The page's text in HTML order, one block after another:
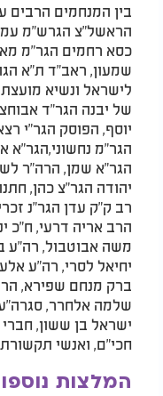
בין המנחמים הרבים
הראשל"צ הגרש"מ
כסא רחמים הגר"מ
שמעון, ראב"ד ת"א
לישראל ונשיא
של יבנה הגר"ד
יוסף, הפוסק הגר"י
הגר"מ נחשוני,הגר"א
הגר"א שמן, הרה"ר
יהודה הגר"צ כהן,
רב ק"ק עדן הגר"נ
הרב אריה דרעי, ח"כ
משה אבוטבול, רה"ע
יחיאל לסרי, רה"ע
ברק מנחם שפירא,
שלמה אלחרר,
ישראל בן ששון,
חכי"ם, ואנשי
המלצות